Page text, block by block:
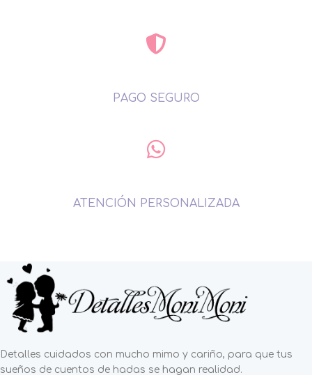
PAGO SEGURO
ATENCIÓN PERSONALIZADA
Detalles cuidados con mucho mimo y cariño, para que tus
sueños de cuentos de hadas se hagan realidad.